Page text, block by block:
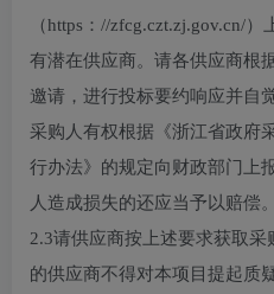
（https：//zfcg.czt.zj.gov.cn/
有潜在供应商。请各供应商根
邀请，进行投标要约响应并自
采购人有权根据《浙江省政府
行办法》的规定向财政部门上
人造成损失的还应当予以赔偿。
2.3请供应商按上述要求获取
的供应商不得对本项目提起质